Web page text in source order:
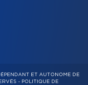
ET AUTONOME DE
- POLITIQUE DE